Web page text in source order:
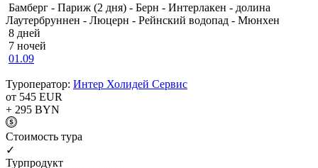
Бамберг - Париж (2 дня) - Берн - Интерлакен - долина
Лаутербруннен - Люцерн - Рейнский водопад - Мюнхен
8 дней
7 ночей
01.09
Туроператор: Интер Холидей Сервис
от 545 EUR
+ 295 BYN
Cтоимость тура
✓
Турпродукт